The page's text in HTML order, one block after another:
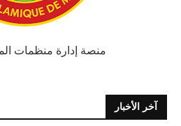
منصة إدارة منظمات
آخر الأخبار